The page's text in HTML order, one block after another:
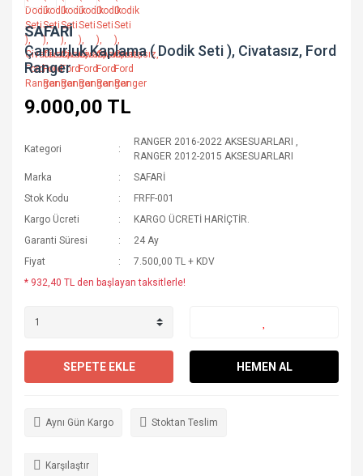
SAFARİ
Çamurluk Kaplama ( Dodik Seti ), Civatasız, Ford
Ranger
9.000,00 TL
Kategori
RANGER 2016-2022 AKSESUARLARI ,
RANGER 2012-2015 AKSESUARLARI
Marka
SAFARİ
Stok Kodu
FRFF-001
Kargo Ücreti
KARGO ÜCRETİ HARİÇTİR.
Garanti Süresi
24 Ay
Fiyat
7.500,00 TL + KDV
* 932,40 TL den başlayan taksitlerle!
SEPETE EKLE HEMEN AL
Aynı Gün Kargo Stoktan Teslim
Karşılaştır